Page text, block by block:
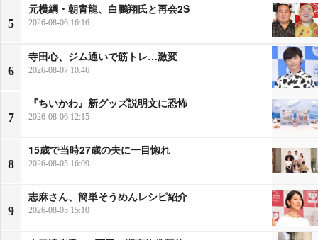
5
元横綱・朝青龍、白鵬翔氏と再会2S
2026-08-06 16:16
6
寺田心、ジム通いで筋トレ…激変
2026-08-07 10:46
7
『ちいかわ』新グッズ説明文に恐怖
2026-08-06 12:15
8
15歳で当時27歳の夫に一目惚れ
2026-08-05 16:09
9
志麻さん、簡単そうめんレシピ紹介
2026-08-05 15:10